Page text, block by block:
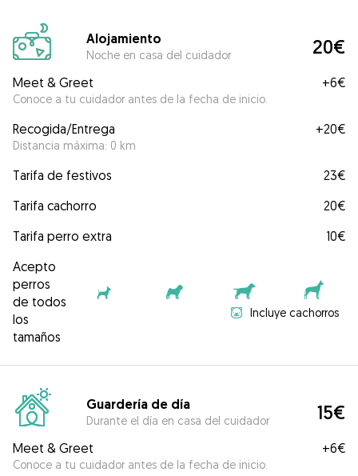
Alojamiento
Noche en casa del cuidador 20€
Meet & Greet
Conoce a tu cuidador antes de la fecha de inicio.
+6€
Recogida/Entrega
Distancia máxima: 0 km
+20€
Tarifa de festivos
23€
Tarifa cachorro
20€
Tarifa perro extra
10€
Acepto
perros
de todos
los
tamaños
Incluye cachorros
Guardería de día
Durante el día en casa del cuidador 15€
Meet & Greet
Conoce a tu cuidador antes de la fecha de inicio.
+6€